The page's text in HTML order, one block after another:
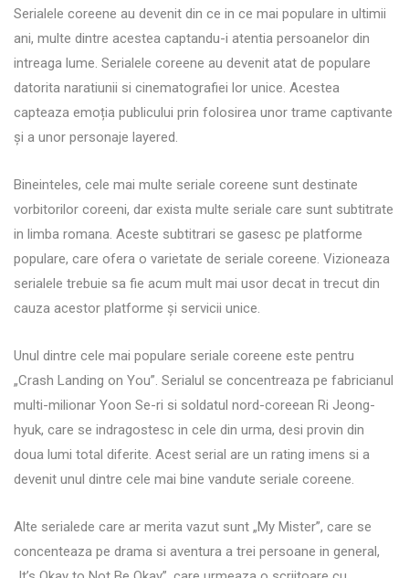
Serialele coreene au devenit din ce in ce mai populare in ultimii
ani, multe dintre acestea captandu-i atentia persoanelor din
intreaga lume. Serialele coreene au devenit atat de populare
datorita naratiunii si cinematografiei lor unice. Acestea
capteaza emoția publicului prin folosirea unor trame captivante
și a unor personaje layered.
Bineinteles, cele mai multe seriale coreene sunt destinate
vorbitorilor coreeni, dar exista multe seriale care sunt subtitrate
in limba romana. Aceste subtitrari se gasesc pe platforme
populare, care ofera o varietate de seriale coreene. Vizioneaza
serialele trebuie sa fie acum mult mai usor decat in trecut din
cauza acestor platforme și servicii unice.
Unul dintre cele mai populare seriale coreene este pentru
„Crash Landing on You”. Serialul se concentreaza pe fabricianul
multi-milionar Yoon Se-ri si soldatul nord-coreean Ri Jeong-
hyuk, care se indragostesc in cele din urma, desi provin din
doua lumi total diferite. Acest serial are un rating imens si a
devenit unul dintre cele mai bine vandute seriale coreene.
Alte serialede care ar merita vazut sunt „My Mister”, care se
concenteaza pe drama si aventura a trei persoane in general,